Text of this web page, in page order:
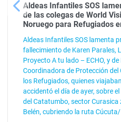
Aldeas Infantiles SOS
de las colegas de World
Noruego para Refugiados
Aldeas Infantiles SOS lamenta
fallecimiento de Karen Parales,
Proyecto A tu lado – ECHO, y
Coordinadora de Protección del
los Refugiados, quienes
accidentó el día de ayer, sobre
del Catatumbo, sector Curasica
Belén, cubriendo la ruta